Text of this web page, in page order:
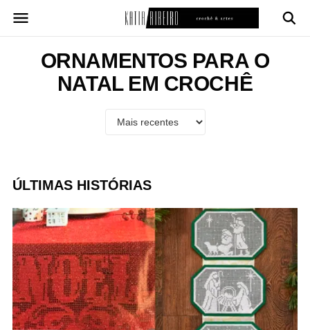
para
conteúdoORNAMENTOS PARA O
NATAL EM CROCHÊ
ÚLTIMAS HISTÓRIAS